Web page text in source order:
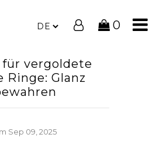
0
für vergoldete
Ringe: Glanz
Sep 09, 2025